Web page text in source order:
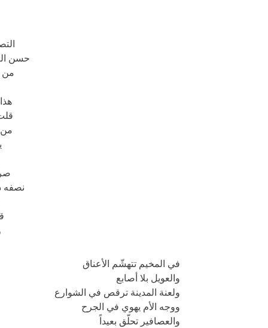
حسن
من
من
نصفه
في المخيم تتهشّم الأعناق
والعويل بلا أصابع
ولعنة المدينة ترقص في الشوارع
ووجه الأم يهوي في الجرح
والعصافير تحلّق بعيداً